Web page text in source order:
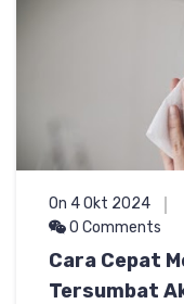
On 4 Okt 2024
0 Comments
Cara Cepat
Tersumbat